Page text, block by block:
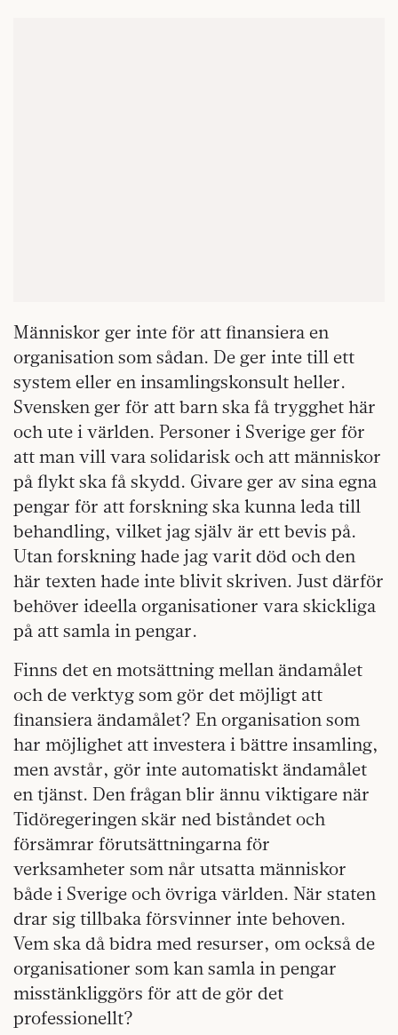
Människor ger inte för att finansiera en
organisation som sådan. De ger inte till ett
system eller en insamlingskonsult heller.
Svensken ger för att barn ska få trygghet här
och ute i världen. Personer i Sverige ger för
att man vill vara solidarisk och att människor
på flykt ska få skydd. Givare ger av sina egna
pengar för att forskning ska kunna leda till
behandling, vilket jag själv är ett bevis på.
Utan forskning hade jag varit död och den
här texten hade inte blivit skriven. Just därför
behöver ideella organisationer vara skickliga
på att samla in pengar.
Finns det en motsättning mellan ändamålet
och de verktyg som gör det möjligt att
finansiera ändamålet? En organisation som
har möjlighet att investera i bättre insamling,
men avstår, gör inte automatiskt ändamålet
en tjänst. Den frågan blir ännu viktigare när
Tidöregeringen skär ned biståndet och
försämrar förutsättningarna för
verksamheter som når utsatta människor
både i Sverige och övriga världen. När staten
drar sig tillbaka försvinner inte behoven.
Vem ska då bidra med resurser, om också de
organisationer som kan samla in pengar
misstänkliggörs för att de gör det
professionellt?